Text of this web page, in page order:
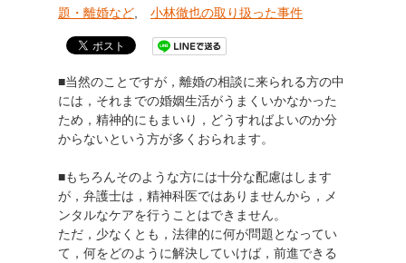
題・離婚など
小林徹也の取り扱った事件
■当然のことですが，離婚の相談に来られる方の中
には，それまでの婚姻生活がうまくいかなかった
ため，精神的にもまいり，どうすればよいのか分
からないという方が多くおられます。
■もちろんそのような方には十分な配慮はします
が，弁護士は，精神科医ではありませんから，メ
ンタルなケアを行うことはできません。
ただ，少なくとも，法律的に何が問題となってい
て，何をどのように解決していけば，前進できる